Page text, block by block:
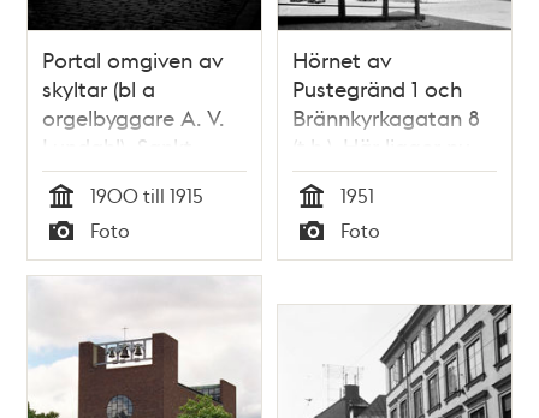
Portal omgiven av
skyltar (bl a
orgelbyggare A. V.
Lundahl), Sankt
Paulsgatan 6 B sett
från
Skaraborgsgatan.
Gården revs 1939 för
(senare Söderleden)
Tid
1900 till 1915
Typ
Foto
Hörnet av
Pustegränd 1 och
Brännkyrkagatan 8
(t.h.). Här ligger nu
Guldfjärdsterrassen
t.h. i kv. Överkikaren
och under kvarteret
går
Tid
1951
Typ
Foto